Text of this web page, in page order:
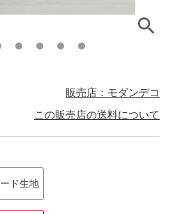
販売店：モダンデコ
この販売店の送料について
ド生地